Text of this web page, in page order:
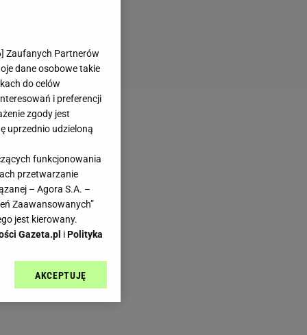
] Zaufanych Partnerów
dane osobowe takie
do celów
i preferencji
zgody jest
uprzednio udzieloną
funkcjonowania
przetwarzanie
– Agora S.A. –
Zaawansowanych”
jest kierowany.
Gazeta.pl iPolityka
sp. z o.o., jej
AKCEPTUJĘ